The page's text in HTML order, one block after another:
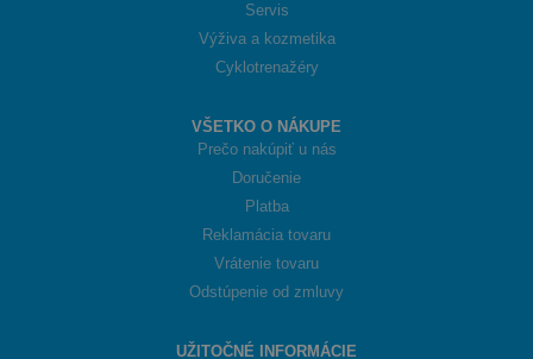
Servis
Výživa a kozmetika
Cyklotrenažéry
VŠETKO O NÁKUPE
Prečo nakúpiť u nás
Doručenie
Platba
Reklamácia tovaru
Vrátenie tovaru
Odstúpenie od zmluvy
UŽITOČNÉ INFORMÁCIE